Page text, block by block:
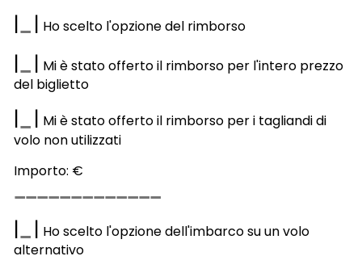
| | Ho scelto l'opzione del rimborso
| | Mi è stato offerto il rimborso per l'intero prezzo
del biglietto
| | Mi è stato offerto il rimborso per i tagliandi di
volo non utilizzati
Importo: €
| | Ho scelto l'opzione dell'imbarco su un volo
alternativo